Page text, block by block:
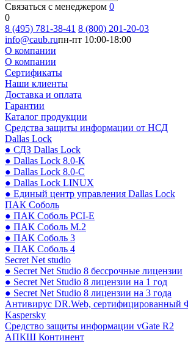
Связаться с менеджером 0
0
8 (495) 781-38-41 8 (800) 201-20-03
info@caub.ruпн-пт 10:00-18:00
О компании
О компании
Сертификаты
Наши клиенты
Доставка и оплата
Гарантии
Каталог продукции
Средства защиты информации от НСД
Dallas Lock
● СДЗ Dallas Lock
● Dallas Lock 8.0-К
● Dallas Lock 8.0-С
● Dallas Lock LINUX
● Единый центр управления Dallas Lock
ПАК Соболь
● ПАК Соболь PCI-E
● ПАК Соболь М.2
● ПАК Соболь 3
● ПАК Соболь 4
Secret Net studio
● Secret Net Studio 8 бессрочные лицензии
● Secret Net Studio 8 лицензии на 1 год
● Secret Net Studio 8 лицензии на 3 года
Антивирус DR.Web,
Kaspersky
Средство защиты информации vGate R2
АПКШ Континент